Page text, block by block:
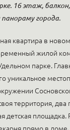
16 этаж,
города.
квартира в
жилой
парке.
уникальное
территория, два
детская площадка.